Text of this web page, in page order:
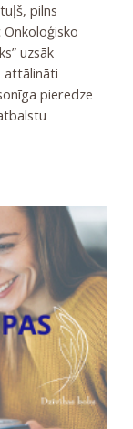
pilns
uzsāk
attālināti
pieredze